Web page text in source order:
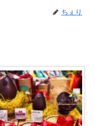
ちぇり